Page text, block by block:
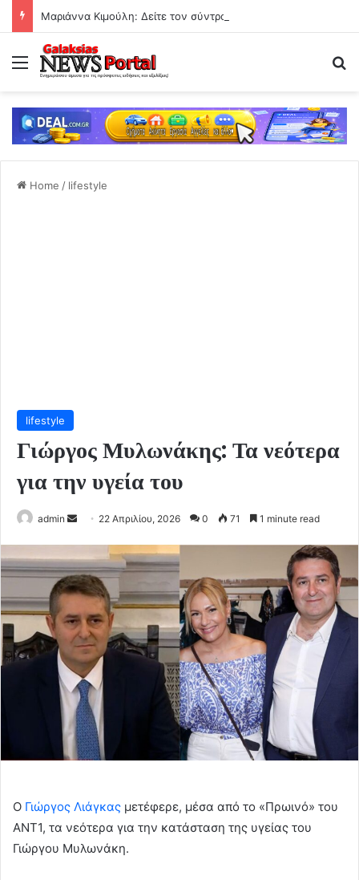
Menu
Home / lifestyle
lifestyle
Γιώργος Μυλωνάκης: Τα νεότερα
για την υγεία του
admin
Send 22 Απριλίου, 2026 0 71 1 minute read
Ο Γιώργος Λιάγκας μετέφερε, μέσα από το «Πρωινό» του
ΑΝΤ1, τα νεότερα για την κατάσταση της υγείας του
Γιώργου Μυλωνάκη.